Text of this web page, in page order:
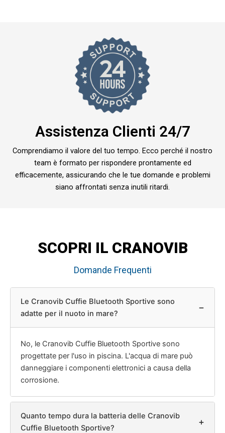
Assistenza Clienti 24/7
Comprendiamo il valore del tuo tempo. Ecco perché il nostro
team è formato per rispondere prontamente ed
efficacemente, assicurando che le tue domande e problemi
siano affrontati senza inutili ritardi.
SCOPRI IL CRANOVIB
Domande Frequenti
Le Cranovib Cuffie Bluetooth Sportive sono
adatte per il nuoto in mare?
−
No, le Cranovib Cuffie Bluetooth Sportive sono
progettate per l'uso in piscina. L'acqua di mare può
danneggiare i componenti elettronici a causa della
corrosione.
Quanto tempo dura la batteria delle Cranovib
Cuffie Bluetooth Sportive?
+